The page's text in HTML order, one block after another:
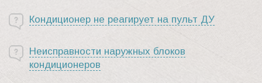
Кондиционер не реагирует на пульт ДУ
Неисправности наружных блоков
кондиционеров